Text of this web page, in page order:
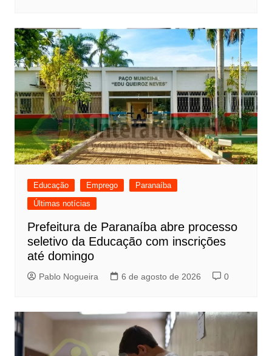
Educação Emprego
Paranaíba
Últimas notícias
Prefeitura de Paranaíba abre processo
seletivo da Educação com inscrições
até domingo
Pablo Nogueira 6 de agosto de 2026 0